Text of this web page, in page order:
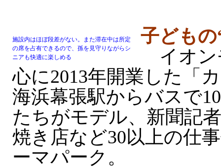
施設内はほぼ段差がない。また滞在中は所定
の席を占有できるので、孫を見守りながらシ
ニアも快適に楽しめる
子ども
イオン
心に2013年開業した「
海浜幕張駅からバスで
たちがモデル、新聞記
焼き店など30以上の仕
ーマパーク。